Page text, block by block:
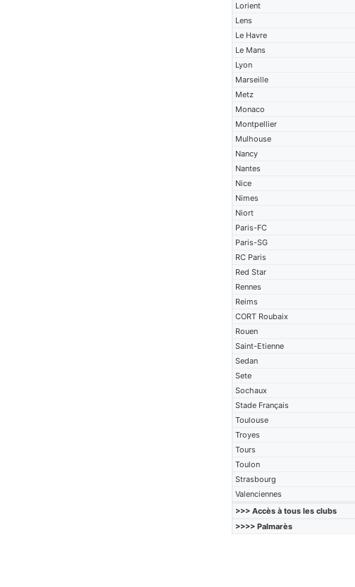
Lorient
Lens
Le Havre
Le Mans
Lyon
Marseille
Metz
Monaco
Montpellier
Mulhouse
Nancy
Nantes
Nice
Nimes
Niort
Paris-FC
Paris-SG
RC Paris
Red Star
Rennes
Reims
CORT Roubaix
Rouen
Saint-Etienne
Sedan
Sete
Sochaux
Stade Français
Toulouse
Troyes
Tours
Toulon
Strasbourg
Valenciennes
>>> Accès à tous les clubs
>>>> Palmarès